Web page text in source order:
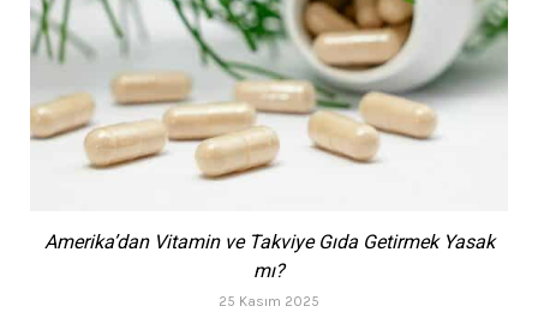
Amerika’dan Vitamin ve Takviye Gıda Getirmek Yasak
mı?
25 Kasım 2025